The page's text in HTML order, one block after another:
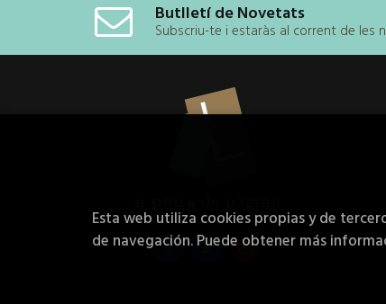
Butlletí de Novetats
Subscriu-te i estaràs al corrent de les
Esta web utiliza cookies propias y de
de navegación. Puede obtener más